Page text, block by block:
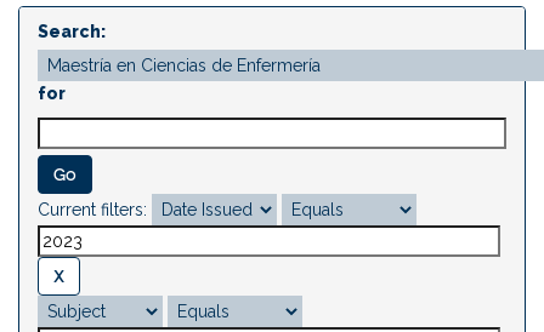
Search:
for
Current filters: